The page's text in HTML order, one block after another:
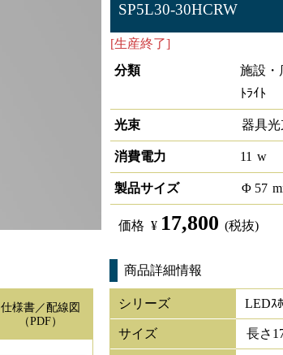
SP5L30-30HCRW
[生産終了]
分類
施設
ﾄﾗｲﾄ
光束 器具
消費電力 11 w
製品サイズ Φ 57
価格 ¥ 17,800 (税抜)
仕様書／配線図
（PDF）
商品詳細情報
シリーズ LEDｽ
サイズ 長さ